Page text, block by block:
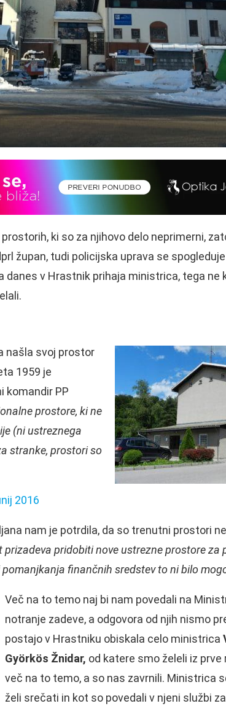
ki so za njihovo delo neprimerni,
župan, tudi policijska uprava se
v Hrastnik prihaja ministrica, tega ne
našla svoj prostor
1959 je
komandir PP
prostore, ki ne
(ni ustreznega
stranke, prostori so
2016
nam je potrdila, da so trenutni prostori
prizadeva pridobiti nove ustrezne prostore za
finančnih sredstev to ni bilo
Več na to temo naj bi nam povedali na
notranje zadeve, a odgovora od njih nismo
postajo v Hrastniku obiskala celo ministrica
Györkös Žnidar, od katere smo želeli iz prve
več na to temo, a so nas zavrnili. Ministrica
želi srečati in kot so povedali v njeni službi